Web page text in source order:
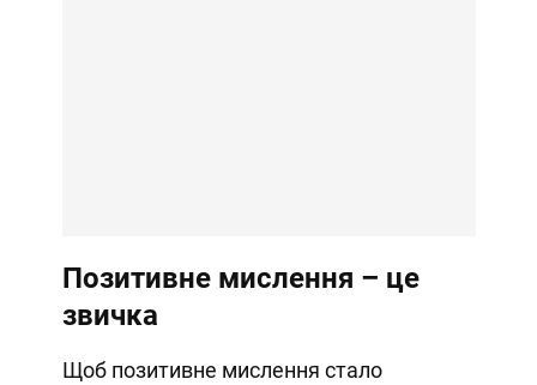
Позитивне мислення – це
звичка
Щоб позитивне мислення стало